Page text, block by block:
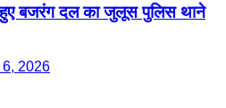
हुए बजरंग दल का जुलूस पुलिस थाने
2026